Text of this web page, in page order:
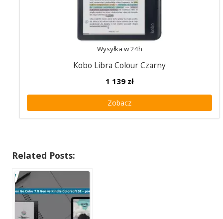
Wysyłka w 24h
Kobo Libra Colour Czarny
1 139zł
Zobacz
Related Posts: